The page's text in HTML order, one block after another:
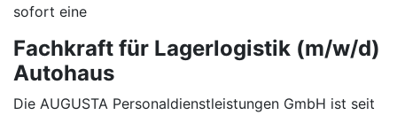
sofort eine
Fachkraft für Lagerlogistik (m/w/d)
Autohaus
Die AUGUSTA Personaldienstleistungen GmbH ist seit